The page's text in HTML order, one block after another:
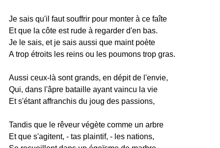
Je sais qu'il faut souffrir pour monter à ce faîte
Et que la côte est rude à regarder d'en bas.
Je le sais, et je sais aussi que maint poète
A trop étroits les reins ou les poumons trop gras.
Aussi ceux-là sont grands, en dépit de l'envie,
Qui, dans l'âpre bataille ayant vaincu la vie
Et s'étant affranchis du joug des passions,
Tandis que le rêveur végète comme un arbre
Et que s'agitent, - tas plaintif, - les nations,